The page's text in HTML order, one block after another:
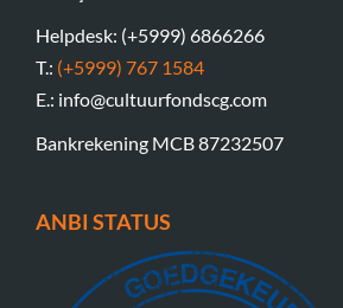
Helpdesk: (+5999) 6866266
T.: (+5999) 767 1584
E.: info@cultuurfondscg.com
Bankrekening MCB 87232507
ANBI STATUS